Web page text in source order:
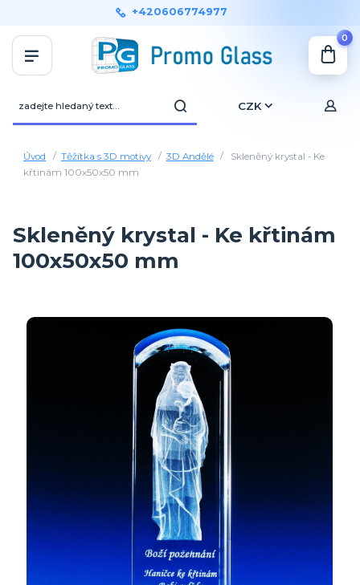
CZK
+420606774977
0
Úvod Těžítka s 3D motivy 3D Andělé
Skleněný krystal - Ke
křtinám 100x50x50 mm
Skleněný krystal - Ke křtinám
100x50x50 mm